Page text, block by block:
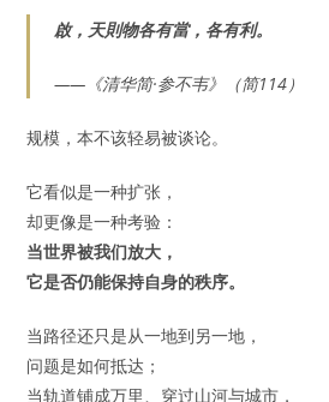
啟，天則物各有當，各有利。
——《清华简·参不韦》（简114）
规模，本不该轻易被谈论。
它看似是一种扩张，
却更像是一种考验：
当世界被我们放大，
它是否仍能保持自身的秩序。
当路径还只是从一地到另一地，
问题是如何抵达；
当轨道铺成万里、穿过山河与城市，